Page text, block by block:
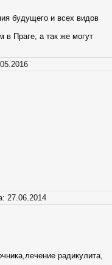
будущего и всех видов
в Праге, а так же могут
27.06.2014
радикулита,